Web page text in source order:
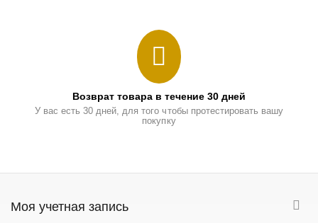
Возврат товара в течение 30 дней
У вас есть 30 дней, для того чтобы протестировать вашу
покупку
Моя учетная запись